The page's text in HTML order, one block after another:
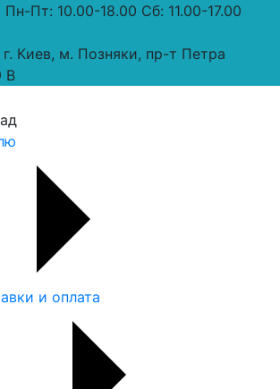
Пн-Пт: 10.00-18.00 Сб: 11.00-17.00
г. Киев, м. Позняки, пр-т Петра
В
и оплата